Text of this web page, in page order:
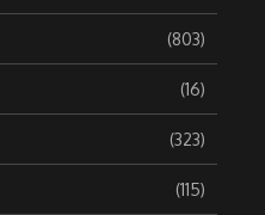
(803)
(16)
(323)
(115)